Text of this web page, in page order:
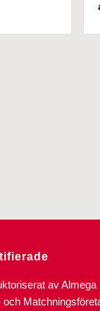
av Almega